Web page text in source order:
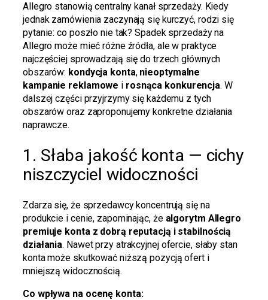
Allegro stanowią centralny kanał sprzedaży. Kiedy
jednak zamówienia zaczynają się kurczyć, rodzi się
pytanie: co poszło nie tak? Spadek sprzedaży na
Allegro może mieć różne źródła, ale w praktyce
najczęściej sprowadzają się do trzech głównych
obszarów: kondycja konta, nieoptymalne
kampanie reklamowe i rosnąca konkurencja. W
dalszej części przyjrzymy się każdemu z tych
obszarów oraz zaproponujemy konkretne działania
naprawcze.
1. Słaba jakość konta — cichy
niszczyciel widoczności
Zdarza się, że sprzedawcy koncentrują się na
produkcie i cenie, zapominając, że algorytm Allegro
premiuje konta z dobrą reputacją i stabilnością
działania. Nawet przy atrakcyjnej ofercie, słaby stan
konta może skutkować niższą pozycją ofert i
mniejszą widocznością.
Co wpływa na ocenę konta: